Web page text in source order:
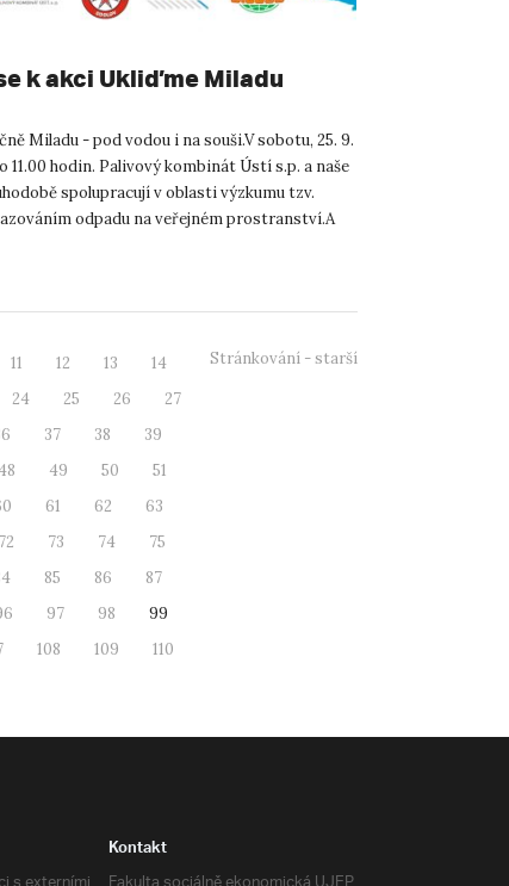
k akci Ukliďme Miladu
Miladu - pod vodou i na souši.V sobotu, 25. 9.
11.00 hodin. Palivový kombinát Ústí s.p. a naše
spolupracují v oblasti výzkumu tzv.
odpadu na veřejném prostranství.A
11 12 13
14
24 25 26
27
37 38
39
48 49 50
51
61 62
63
72 73 74
75
85 86
87
97 98
99
108 109
110
Stránkování - starší
Kontakt